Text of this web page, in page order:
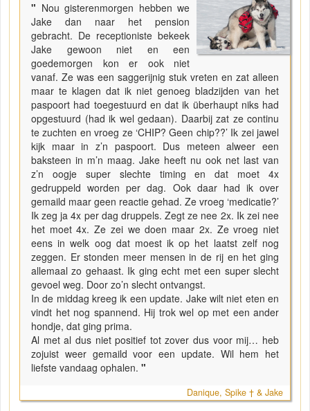
" Nou gisterenmorgen hebben we
Jake dan naar het pension
gebracht. De receptioniste bekeek
Jake gewoon niet en een
goedemorgen kon er ook niet
vanaf. Ze was een saggerijnig stuk vreten en zat alleen
maar te klagen dat ik niet genoeg bladzijden van het
paspoort had toegestuurd en dat ik überhaupt niks had
opgestuurd (had ik wel gedaan). Daarbij zat ze continu
te zuchten en vroeg ze ‘CHIP? Geen chip??’ Ik zei jawel
kijk maar in z’n paspoort. Dus meteen alweer een
baksteen in m’n maag. Jake heeft nu ook net last van
z’n oogje super slechte timing en dat moet 4x
gedruppeld worden per dag. Ook daar had ik over
gemaild maar geen reactie gehad. Ze vroeg ‘medicatie?’
Ik zeg ja 4x per dag druppels. Zegt ze nee 2x. Ik zei nee
het moet 4x. Ze zei we doen maar 2x. Ze vroeg niet
eens in welk oog dat moest ik op het laatst zelf nog
zeggen. Er stonden meer mensen in de rij en het ging
allemaal zo gehaast. Ik ging echt met een super slecht
gevoel weg. Door zo’n slecht ontvangst.
In de middag kreeg ik een update. Jake wilt niet eten en
vindt het nog spannend. Hij trok wel op met een ander
hondje, dat ging prima.
Al met al dus niet positief tot zover dus voor mij… heb
zojuist weer gemaild voor een update. Wil hem het
liefste vandaag ophalen. "
Danique, Spike † & Jake